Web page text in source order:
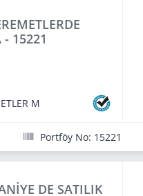
- 15221
M
Portföy No: 15221
DE SATILIK